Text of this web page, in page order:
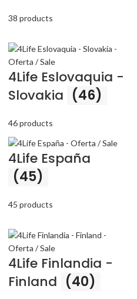
38 products
4Life Eslovaquia -
Slovakia (46)
46 products
4Life España
(45)
45 products
4Life Finlandia -
Finland (40)